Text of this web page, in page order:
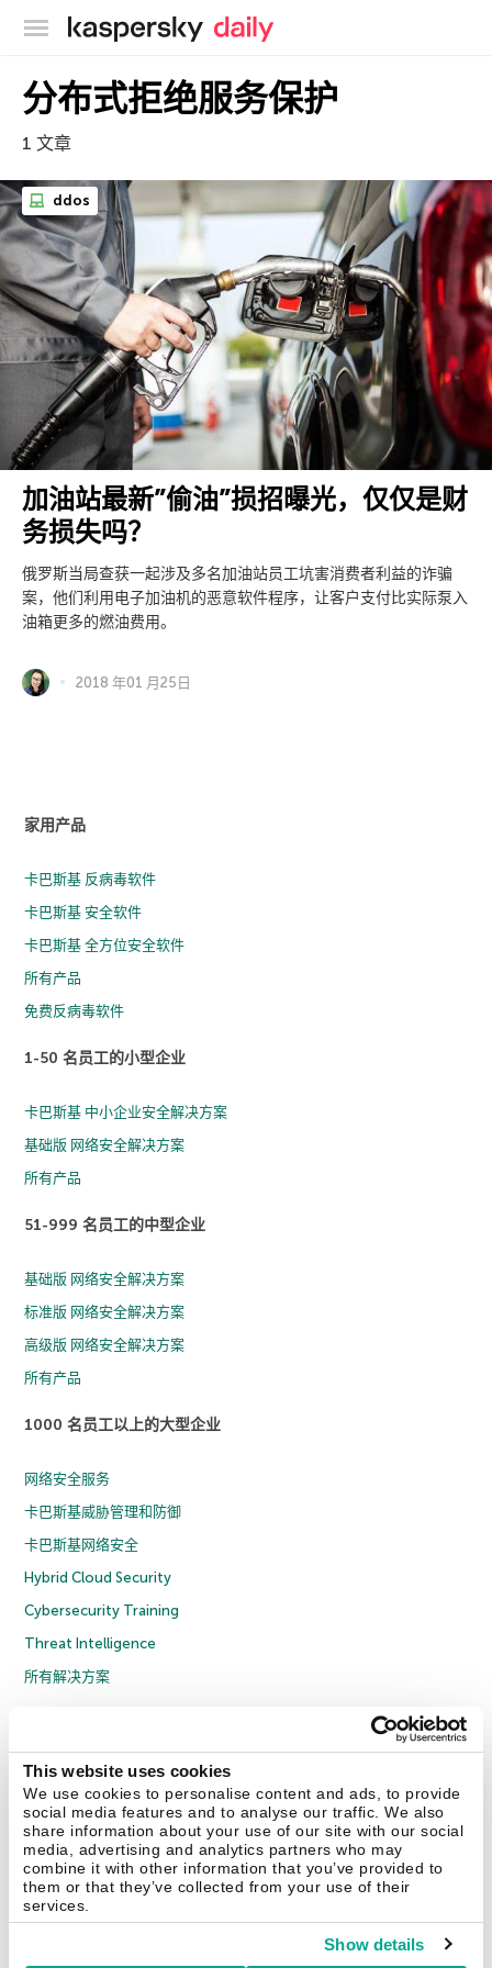
This website uses cookies
We use cookies to personalise content and ads, to provide
social media features and to analyse our traffic. We also
share information about your use of our site with our social
media, advertising and analytics partners who may
combine it with other information that you’ve provided to
them or that they’ve collected from your use of their
services.
Show details
卡巴斯基官方博客
分布式拒绝服务保护
1 文章
ddos
加油站最新”偷油”损招曝光，仅仅是财
务损失吗？
俄罗斯当局查获一起涉及多名加油站员工坑害消费者利益的诈骗
案，他们利用电子加油机的恶意软件程序，让客户支付比实际泵入
油箱更多的燃油费用。
2018 年01 月25日
家用产品
卡巴斯基 反病毒软件
卡巴斯基 安全软件
卡巴斯基 全方位安全软件
所有产品
免费反病毒软件
1-50 名员工的小型企业
卡巴斯基 中小企业安全解决方案
基础版 网络安全解决方案
所有产品
51-999 名员工的中型企业
基础版 网络安全解决方案
标准版 网络安全解决方案
高级版 网络安全解决方案
所有产品
1000 名员工以上的大型企业
网络安全服务
卡巴斯基威胁管理和防御
卡巴斯基网络安全
Hybrid Cloud Security
Cybersecurity Training
Threat Intelligence
所有解决方案
隐私策略
京ICP备12053225号
京公网安备 11010102001169号
联系我们 关于我们 合作伙伴 Blog 资源中心 新闻稿
Securelist Eugene Personal Blog